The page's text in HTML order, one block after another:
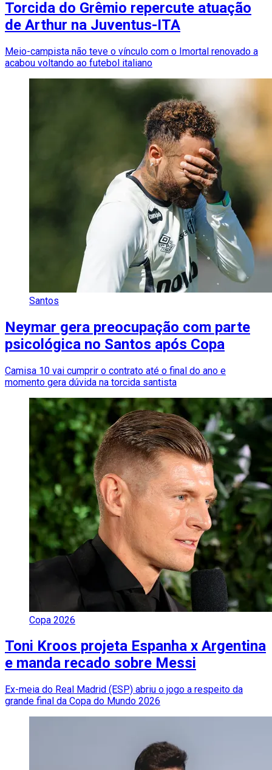
Torcida do Grêmio repercute atuação
de Arthur na Juventus-ITA
Meio-campista não teve o vínculo com o Imortal renovado a
acabou voltando ao futebol italiano
Santos
Neymar gera preocupação com parte
psicológica no Santos após Copa
Camisa 10 vai cumprir o contrato até o final do ano e
momento gera dúvida na torcida santista
Copa 2026
Toni Kroos projeta Espanha x Argentina
e manda recado sobre Messi
Ex-meia do Real Madrid (ESP) abriu o jogo a respeito da
grande final da Copa do Mundo 2026